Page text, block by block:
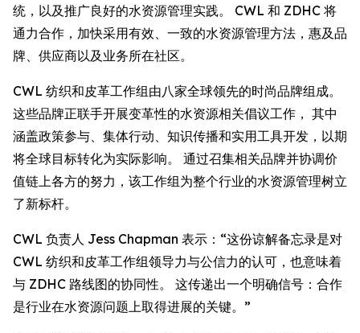
统，以及推广良好的水资源管理实践。 CWL 和 ZDHC 将
通力合作，加快采用有效、一致的水资源管理方法，惠及品
牌、供应商以及业务所在社区。
CWL 纺织和皮革工作组由八家全球领先的时尚品牌组成。
这些品牌正联手开展变革性的水资源相关倡议工作， 其中
涵盖政策参与、集体行动、知识传播和实用工具开发，以期
将全球目标转化为实际影响。 通过召集相关品牌并协调价
值链上各方的努力，该工作组为整个行业的水资源管理树立
了新标杆。
CWL 负责人 Jess Chapman 表示：“这份谅解备忘录是对
CWL 纺织和皮革工作组领导力与公信力的认可，也意味着
与 ZDHC 路线图的协同性。 这传递出一个明确信号：合作
是行业在水资源问题上取得进展的关键。”